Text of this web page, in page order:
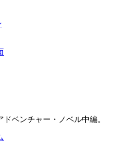
ベンチャー・ノベル中編。